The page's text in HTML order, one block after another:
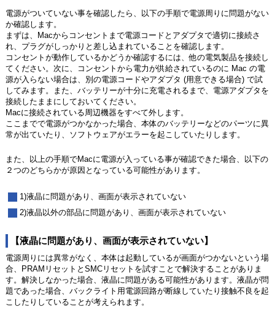
電源がついていない事を確認したら、以下の手順で電源周りに問題がない
か確認します。
まずは、Macからコンセントまで電源コードとアダプタで適切に接続さ
れ、プラグがしっかりと差し込まれていることを確認します。
コンセントが動作しているかどうか確認するには、他の電気製品を接続し
てください。次に、コンセントから電力が供給されているのに Mac の電
源が入らない場合は、別の電源コードやアダプタ (用意できる場合) で試
してみます。また、バッテリーが十分に充電されるまで、電源アダプタを
接続したままにしておいてください。
Macに接続されている周辺機器をすべて外します。
ここまでで電源がつかなかった場合、本体のバッテリーなどのパーツに異
常が出ていたり、ソフトウェアがエラーを起こしていたりします。
また、以上の手順でMacに電源が入っている事が確認できた場合、以下の
２つのどちらかが原因となっている可能性があります。
1)液晶に問題があり、画面が表示されていない
2)液晶以外の部品に問題があり、画面が表示されていない
【液晶に問題があり、画面が表示されていない】
電源周りには異常がなく、本体は起動しているが画面がつかないという場
合、PRAMリセットとSMCリセットを試すことで解決することがありま
す。解決しなかった場合、液晶に問題がある可能性があります。液晶が問
題であった場合、バックライト用電源回路が断線していたり接触不良を起
こしたりしていることが考えられます。